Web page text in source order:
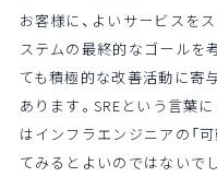
お客様に、よいサービスを
ステムの最終的なゴールを
ても積極的な改善活動に寄
あります。SREという言葉
はインフラエンジニアの「
てみるとよいのではないで